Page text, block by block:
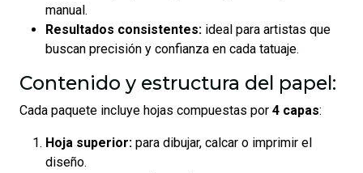
manual.
Resultados consistentes: ideal para artistas que
buscan precisión y confianza en cada tatuaje.
Contenido y estructura del papel:
Cada paquete incluye hojas compuestas por 4 capas:
Hoja superior: para dibujar, calcar o imprimir el
diseño.